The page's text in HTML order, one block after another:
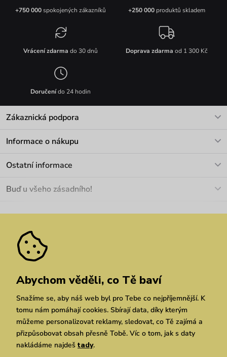
+750 000spokojených zákazníků +250 000produktů skladem
Vrácení zdarma do 30 dnů Doprava zdarma od 1 300 Kč
Doručenído 24 hodin
Zákaznická podpora
Informace o nákupu
Materiály a údržba
Pozáruční opravy
Ostatní informace
Velkoobchod
We Care
Dárkové poukazy
Vuchlook
Prodejny
Praha Brno Chrudim
Buď u všeho zásadního!
Zásady ochrany osobních údajů
Abychom věděli, co Tě baví
Snažíme se, aby náš web byl pro Tebe co nejpříjemnější. K
tomu nám pomáhají cookies. Sbírají data, díky kterým
můžeme personalizovat reklamy, sledovat, co Tě zajímá a
přizpůsobovat obsah přesně Tobě. Víc o tom, jak s daty
nakládáme najdeš tady.